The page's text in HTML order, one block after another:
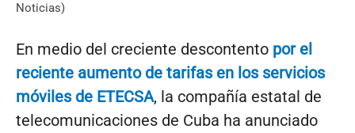
Noticias)
En medio del creciente descontento por el
reciente aumento de tarifas en los servicios
móviles de ETECSA, la compañía estatal de
telecomunicaciones de Cuba ha anunciado